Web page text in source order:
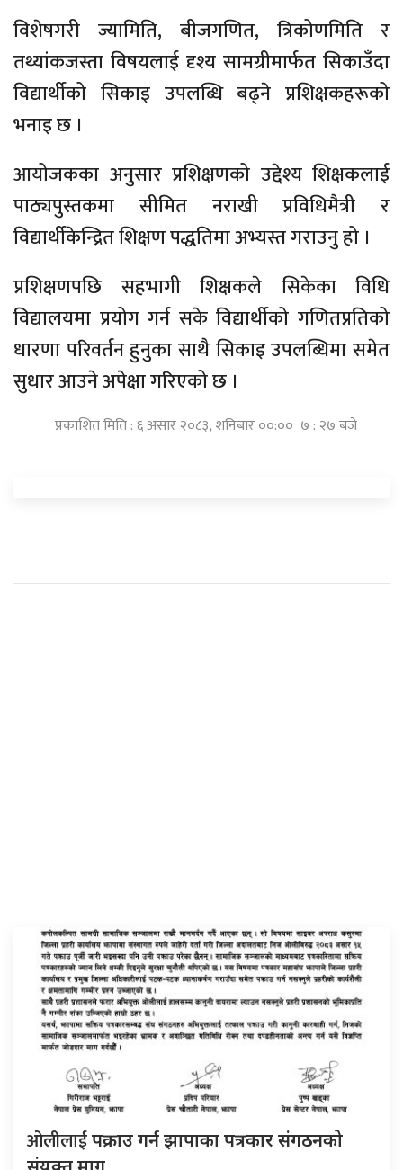
विशेषगरी ज्यामिति, बीजगणित, त्रिकोणमिति र
तथ्यांकजस्ता विषयलाई दृश्य सामग्रीमार्फत सिकाउँदा
विद्यार्थीको सिकाइ उपलब्धि बढ्ने प्रशिक्षकहरूको
भनाइ छ ।
आयोजकका अनुसार प्रशिक्षणको उद्देश्य शिक्षकलाई
पाठ्यपुस्तकमा सीमित नराखी प्रविधिमैत्री र
विद्यार्थीकेन्द्रित शिक्षण पद्धतिमा अभ्यस्त गराउनु हो ।
प्रशिक्षणपछि सहभागी शिक्षकले सिकेका विधि
विद्यालयमा प्रयोग गर्न सके विद्यार्थीको गणितप्रतिको
धारणा परिवर्तन हुनुका साथै सिकाइ उपलब्धिमा समेत
सुधार आउने अपेक्षा गरिएको छ ।
प्रकाशित मिति : ६ असार २०८३, शनिबार ००:०० ७ : २७ बजे
ओलीलाईपक्राउ गर्न झापाका पत्रकार संगठनको